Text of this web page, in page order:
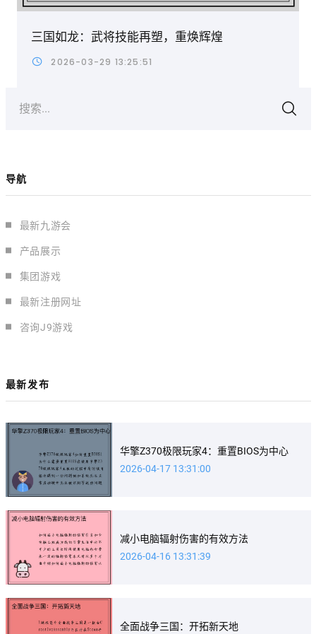
三国如龙：武将技能再塑，重焕辉煌
2026-03-29 13:25:51
搜索...
导航
最新九游会
产品展示
集团游戏
最新注册网址
咨询J9游戏
最新发布
华擎Z370极限玩家4：重置BIOS为中心
2026-04-17 13:31:00
减小电脑辐射伤害的有效方法
2026-04-16 13:31:39
全面战争三国：开拓新天地